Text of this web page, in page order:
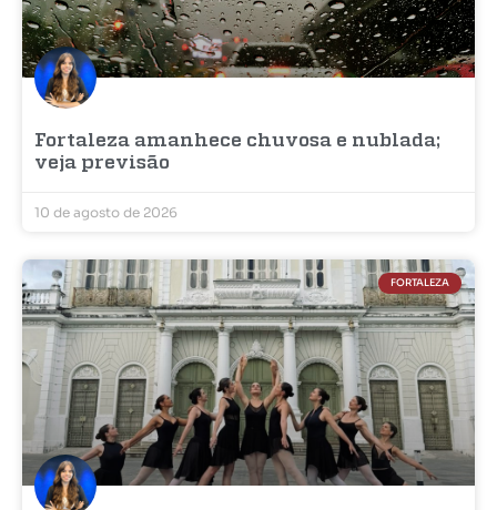
Fortaleza amanhece chuvosa e nublada;
veja previsão
10 de agosto de 2026
FORTALEZA